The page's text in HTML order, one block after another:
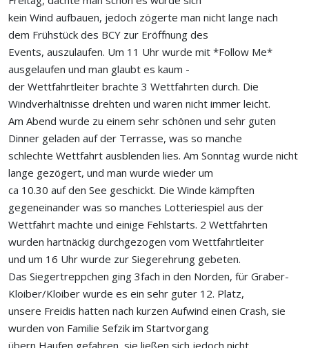
kein Wind aufbauen, jedoch zögerte man nicht lange nach
dem Frühstück des BCY zur Eröffnung des
Events, auszulaufen. Um 11 Uhr wurde mit *Follow Me*
ausgelaufen und man glaubt es kaum -
der Wettfahrtleiter brachte 3 Wettfahrten durch. Die
Windverhältnisse drehten und waren nicht immer leicht.
Am Abend wurde zu einem sehr schönen und sehr guten
Dinner geladen auf der Terrasse, was so manche
schlechte Wettfahrt ausblenden lies. Am Sonntag wurde nicht
lange gezögert, und man wurde wieder um
ca 10.30 auf den See geschickt. Die Winde kämpften
gegeneinander was so manches Lotteriespiel aus der
Wettfahrt machte und einige Fehlstarts. 2 Wettfahrten
wurden hartnäckig durchgezogen vom Wettfahrtleiter
und um 16 Uhr wurde zur Siegerehrung gebeten.
Das Siegertreppchen ging 3fach in den Norden, für Graber-
Kloiber/Kloiber wurde es ein sehr guter 12. Platz,
unsere Freidis hatten nach kurzen Aufwind einen Crash, sie
wurden von Familie Sefzik im Startvorgang
übern Haufen gefahren, sie ließen sich jedoch nicht